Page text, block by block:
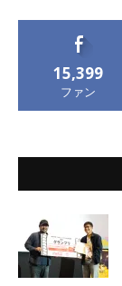
15,399
ファン